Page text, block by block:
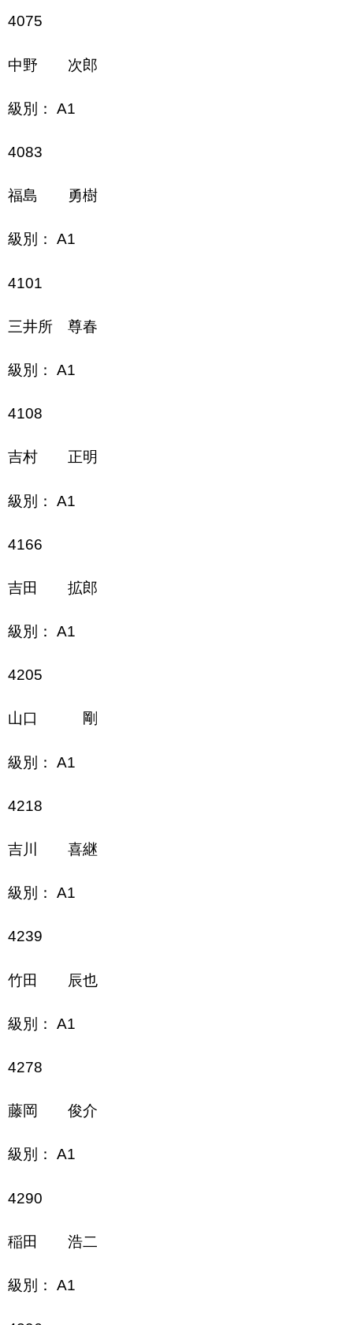
4075
中野 次郎
級別： A1
4083
福島 勇樹
級別： A1
4101
三井所 尊春
級別： A1
4108
吉村 正明
級別： A1
4166
吉田 拡郎
級別： A1
4205
山口 剛
級別： A1
4218
吉川 喜継
級別： A1
4239
竹田 辰也
級別： A1
4278
藤岡 俊介
級別： A1
4290
稲田 浩二
級別： A1